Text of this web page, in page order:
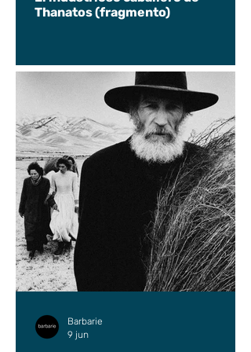
Thanatos (fragmento)
Barbarie
9 jun